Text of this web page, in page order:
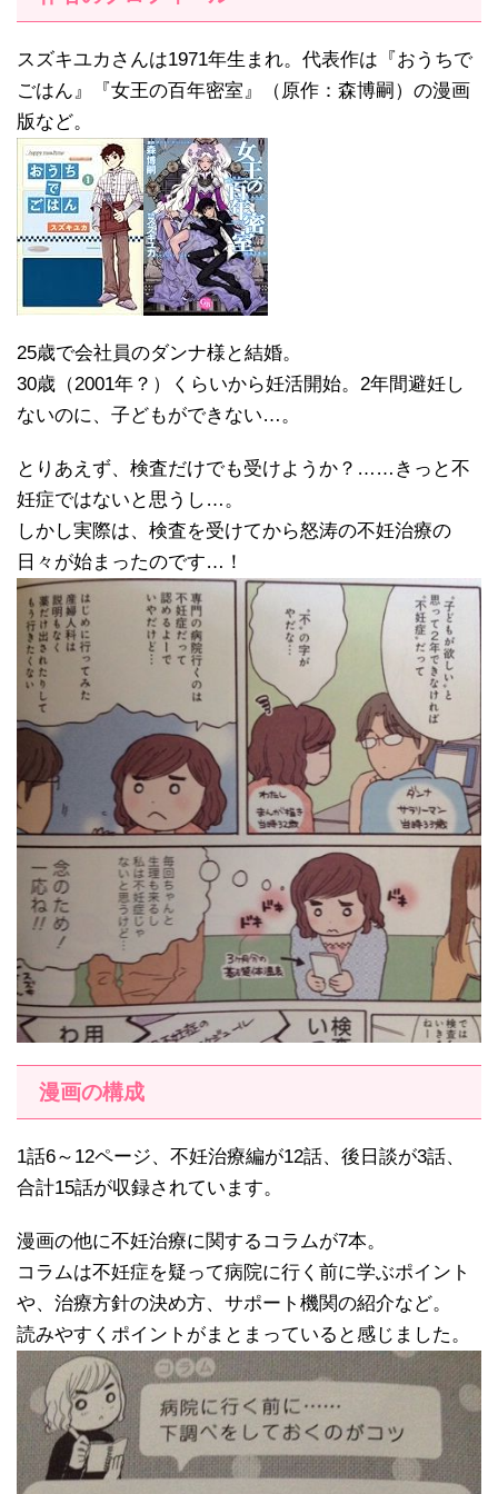
スズキユカさんは1971年生まれ。代表作は『おうちで
ごはん』『女王の百年密室』（原作：森博嗣）の漫画
版など。
25歳で会社員のダンナ様と結婚。
30歳（2001年？）くらいから妊活開始。2年間避妊し
ないのに、子どもができない…。
とりあえず、検査だけでも受けようか？……きっと不
妊症ではないと思うし…。
しかし実際は、検査を受けてから怒涛の不妊治療の
日々が始まったのです…！
漫画の構成
1話6～12ページ、不妊治療編が12話、後日談が3話、
合計15話が収録されています。
漫画の他に不妊治療に関するコラムが7本。
コラムは不妊症を疑って病院に行く前に学ぶポイント
や、治療方針の決め方、サポート機関の紹介など。
読みやすくポイントがまとまっていると感じました。